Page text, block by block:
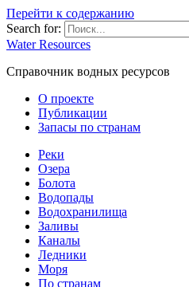
Перейти к содержанию
Search for:
Water Resources
Справочник водных ресурсов
О проекте
Публикации
Запасы по странам
Реки
Озера
Болота
Водопады
Водохранилища
Заливы
Каналы
Ледники
Моря
По странам